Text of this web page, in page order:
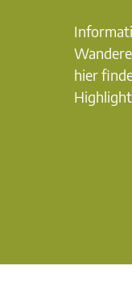
hier
Highlight.